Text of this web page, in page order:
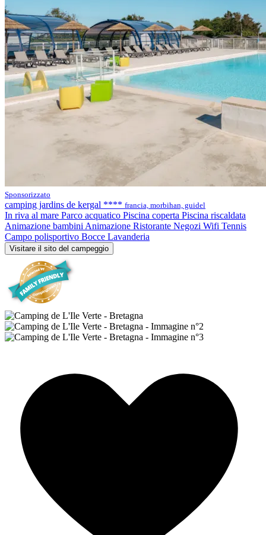
Sponsorizzato
camping jardins de kergal **** francia, morbihan, guidel
In riva al mare Parco acquatico Piscina coperta Piscina riscaldata
Animazione bambiniAnimazione Ristorante Negozi Wifi Tennis
Campo polisportivo Bocce Lavanderia
Visitare il sito del campeggio